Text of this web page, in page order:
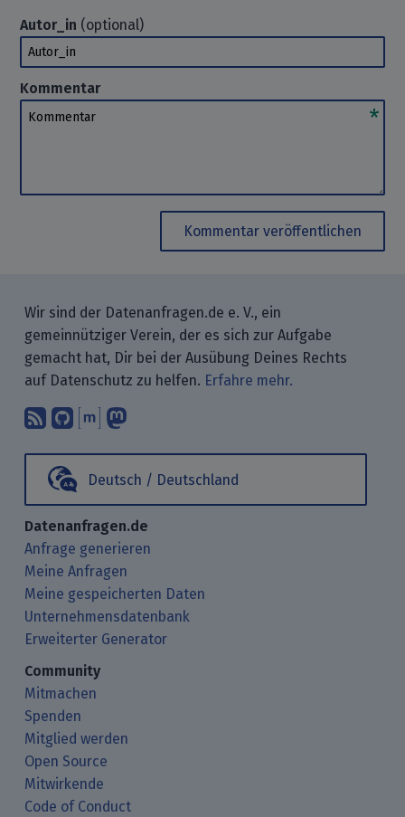
Autor_in (optional)
Autor_in
Kommentar
Kommentar
Kommentar veröffentlichen
Wir sind der Datenanfragen.de e. V., ein
gemeinnütziger Verein, der es sich zur Aufgabe
gemacht hat, Dir bei der Ausübung Deines Rechts
auf Datenschutz zu helfen. Erfahre mehr.
Abonniere unsere Blogbeiträge mit
Finde uns bei GitHub.
Unterhalte Dich mit uns über
Deutsch / Deutschland
Datenanfragen.de
Anfrage generieren
Meine Anfragen
Meine gespeicherten Daten
Unternehmensdatenbank
Erweiterter Generator
Community
Mitmachen
Spenden
Mitglied werden
Open Source
Mitwirkende
Code of Conduct